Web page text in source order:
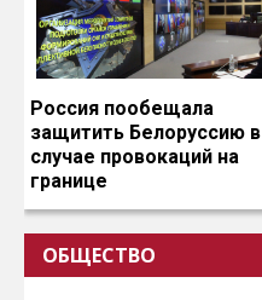
Россия пообещала
защитить Белоруссию в
случае провокаций на
границе
ОБЩЕСТВО